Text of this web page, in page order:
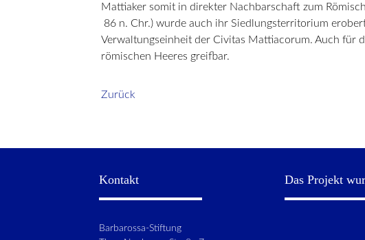
Mattiaker somit in direkter Nachbarschaft zum
86 n. Chr.) wurde auch ihr Siedlungsterritorium
Verwaltungseinheit der Civitas Mattiacorum. Auch für
römischen Heeres greifbar.
Zurück
Kontakt
Barbarossa-Stiftung
Das Projekt